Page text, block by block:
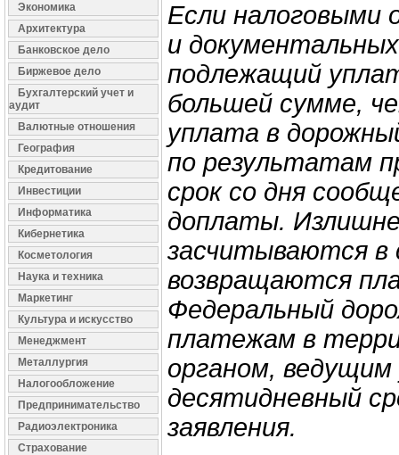
Экономика
Архитектура
Банковское дело
Биржевое дело
Бухгалтерский учет и
аудит
Валютные отношения
География
Кредитование
Инвестиции
Информатика
Кибернетика
Косметология
Наука и техника
Маркетинг
Культура и искусство
Менеджмент
Металлургия
Налогообложение
Предпринимательство
Радиоэлектроника
Страхование
Если налоговыми
и
подлежащий
большей сумме,
уплата в
по результатам
срок со дня
доплаты.
засчитываются в
возвращаются
Федеральный
платежам в
органом,
десятидневный
заявления.